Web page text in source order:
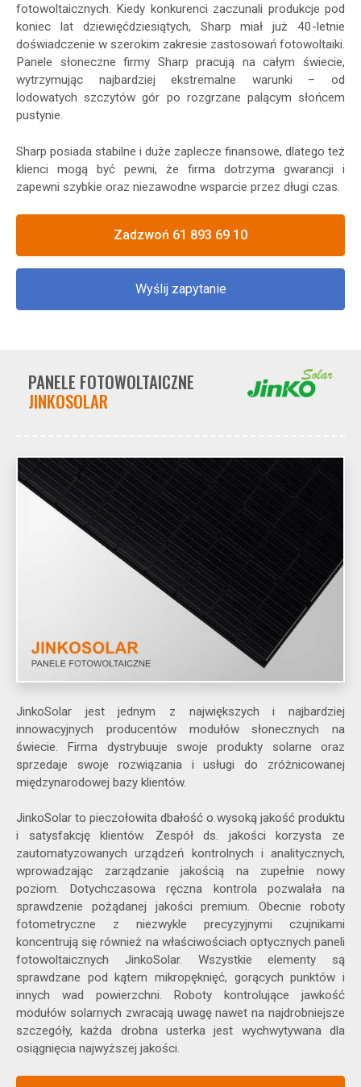
fotowoltaicznych. Kiedy konkurenci zaczunali produkcje pod
koniec lat dziewięćdziesiątych, Sharp miał już 40-letnie
doświadczenie w szerokim zakresie zastosowań fotowoltaiki.
Panele słoneczne firmy Sharp pracują na całym świecie,
wytrzymując najbardziej ekstremalne warunki – od
lodowatych szczytów gór po rozgrzane palącym słońcem
pustynie.
Sharp posiada stabilne i duże zaplecze finansowe, dlatego też
klienci mogą być pewni, że firma dotrzyma gwarancji i
zapewni szybkie oraz niezawodne wsparcie przez długi czas.
Zadzwoń 61 893 69 10
Wyślij zapytanie
PANELE FOTOWOLTAICZNE
JINKOSOLAR
JinkoSolar jest jednym z największych i najbardziej
innowacyjnych producentów modułów słonecznych na
świecie. Firma dystrybuuje swoje produkty solarne oraz
sprzedaje swoje rozwiązania i usługi do zróżnicowanej
międzynarodowej bazy klientów.
JinkoSolar to pieczołowita dbałość o wysoką jakość produktu
i satysfakcję klientów. Zespół ds. jakości korzysta ze
zautomatyzowanych urządzeń kontrolnych i analitycznych,
wprowadzając zarządzanie jakością na zupełnie nowy
poziom. Dotychczasowa ręczna kontrola pozwalała na
sprawdzenie pożądanej jakości premium. Obecnie roboty
fotometryczne z niezwykle precyzyjnymi czujnikami
koncentrują się również na właściwościach optycznych paneli
fotowoltaicznych JinkoSolar. Wszystkie elementy są
sprawdzane pod kątem mikropęknięć, gorących punktów i
innych wad powierzchni. Roboty kontrolujące jawkość
modułów solarnych zwracają uwagę nawet na najdrobniejsze
szczegóły, każda drobna usterka jest wychwytywana dla
osiągnięcia najwyższej jakości.